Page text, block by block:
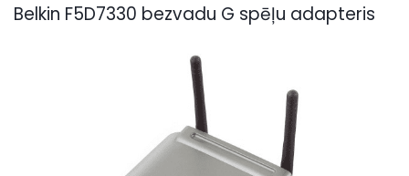
Belkin F5D7330 bezvadu G spēļu adapteris